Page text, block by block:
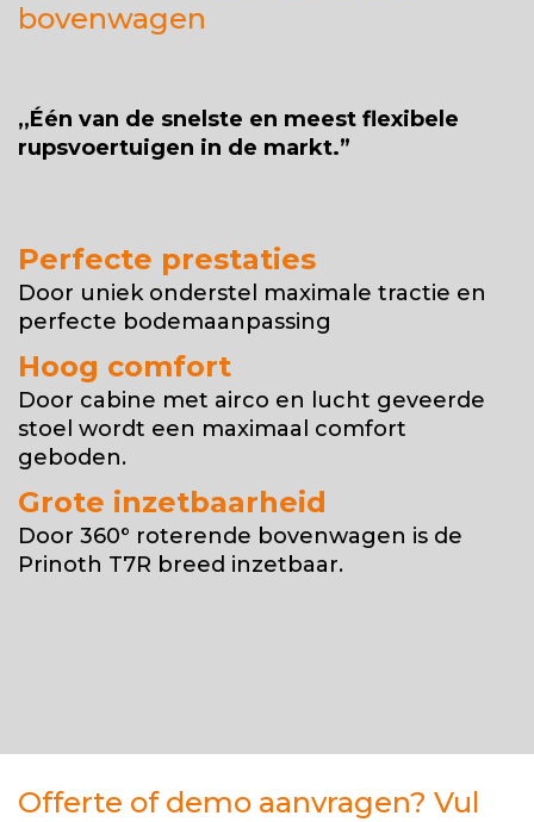
bovenwagen
,,Één van de snelste en meest flexibele
rupsvoertuigen in de markt.”
Perfecte prestaties
Door uniek onderstel maximale tractie en
perfecte bodemaanpassing
Hoog comfort
Door cabine met airco en lucht geveerde
stoel wordt een maximaal comfort
geboden.
Grote inzetbaarheid
Door 360° roterende bovenwagen is de
Prinoth T7R breed inzetbaar.
Offerte of demo aanvragen? Vul